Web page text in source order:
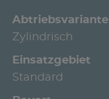
Abtriebsvariante
Zylindrisch
Einsatzgebiet
Standard